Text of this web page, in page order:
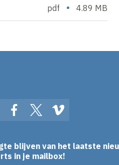
pdf • 4.89 MB
FacebookTwitterVimeo
blijven van het laatste
in je mailbox!